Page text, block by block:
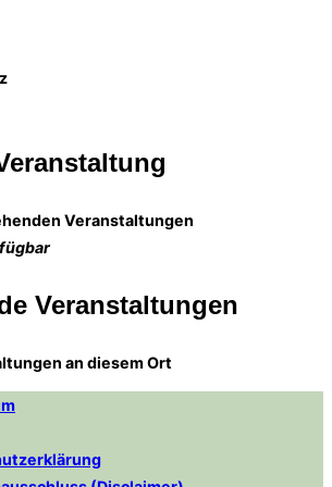
Veranstaltungen
Veranstaltungen
an diesem Ort